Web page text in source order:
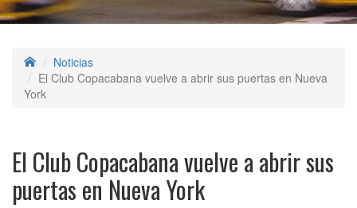
Noticias
El Club Copacabana vuelve a abrir sus puertas en Nueva
York
El Club Copacabana vuelve a abrir sus
puertas en Nueva York